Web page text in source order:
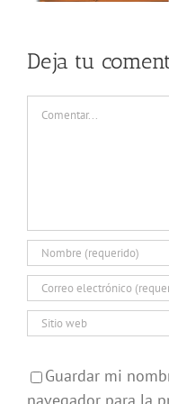
Deja tu
Comentar
Guardar mi